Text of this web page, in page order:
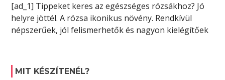
[ad_1] Tippeket keres az egészséges rózsákhoz? Jó
helyre jöttél. A rózsa ikonikus növény. Rendkívül
népszerűek, jól felismerhetők és nagyon kielégítőek
MIT KÉSZÍTENÉL?